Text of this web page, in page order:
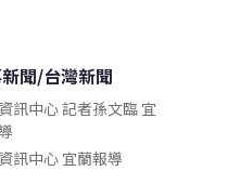
聞/台灣新聞
訊中心 記者孫文臨 宜
訊中心 宜蘭報導